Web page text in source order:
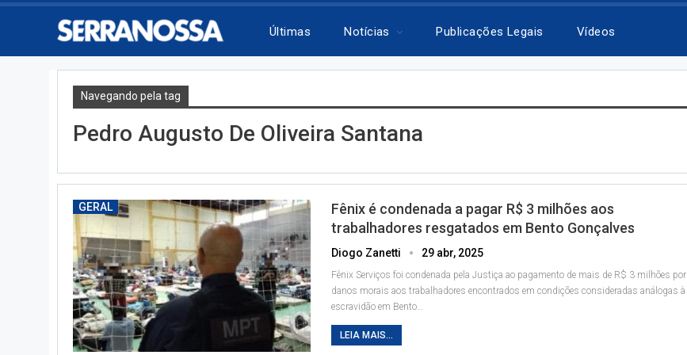
Últimas Notícias Publicações Legais Vídeos
Navegando pela tag
Pedro Augusto De Oliveira Santana
GERAL
Fênix é condenada a pagar R$ 3 milhões aos
trabalhadores resgatados em Bento Gonçalves
Diogo Zanetti 29 abr, 2025
Fênix Serviços foi condenada pela Justiça ao pagamento de mais de R$ 3 milhões por
danos morais aos trabalhadores encontrados em condições consideradas análogas à
escravidão em Bento
LEIA MAIS...